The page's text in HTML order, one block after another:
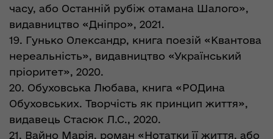
часу, або Останній рубіж отамана Шалого»,
видавництво «Дніпро», 2021.
19. Гунько Олександр, книга поезій «Квантова
нереальність», видавництво «Український
пріоритет», 2020.
20. Обуховська Любава, книга «РОДина
Обуховських. Творчість як принцип життя»,
видавець Стасюк Л.С., 2020.
21. Вайно Марія, роман «Нотатки її життя, або